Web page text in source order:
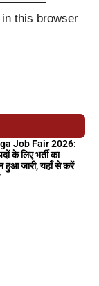
this browser
Job Fair 2026:
के लिए भर्ती का
हुआ जारी, यहाँ से करें